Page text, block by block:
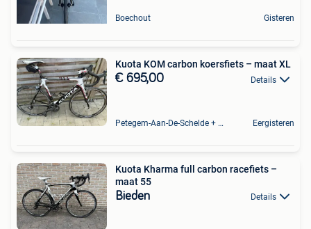
Boechout Gisteren
Kuota KOM carbon koersfiets – maat XL
€ 695,00 Details
Petegem-Aan-De-Schelde + Deel Van Oudenaarde Eergisteren
Kuota Kharma full carbon racefiets –
maat 55
Bieden Details